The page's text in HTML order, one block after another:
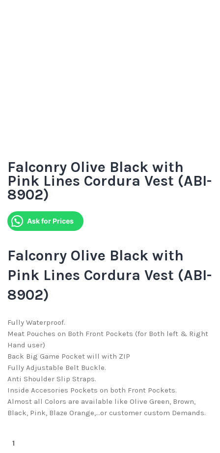
Falconry Olive Black with
Pink Lines Cordura Vest (ABI-
8902)
Ask for Prices
Falconry Olive Black with
Pink Lines Cordura Vest (ABI-
8902)
Fully Waterproof.
Meat Pouches on Both Front Pockets (for Both left & Right
Hand user)
Back Big Game Pocket will with ZIP
Fully Adjustable Belt Buckle.
Anti Shoulder Slip Straps.
Inside Accesories Pockets on both Front Pockets.
Almost all Colors are available like Olive Green, Brown,
Black, Pink, Blaze Orange,…or customer custom Demands.